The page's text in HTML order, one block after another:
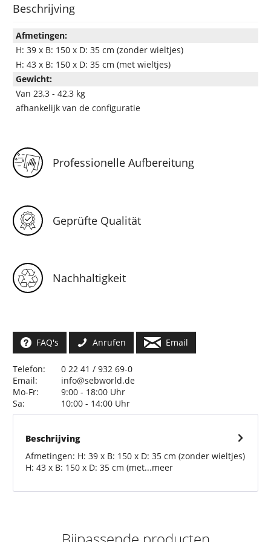
Beschrijving
Afmetingen:
H: 39 x B: 150 x D: 35 cm (zonder wieltjes)
H: 43 x B: 150 x D: 35 cm (met wieltjes)
Gewicht:
Van 23,3 - 42,3 kg
afhankelijk van de configuratie
Professionelle Aufbereitung
Geprüfte Qualität
Nachhaltigkeit
FAQ's Anrufen Email
Telefon:
0 22 41 / 932 69-0
Email:
info@sebworld.de
Mo-Fr:
9:00 - 18:00 Uhr
Sa:
10:00 - 14:00 Uhr
Beschrijving
Afmetingen: H: 39 x B: 150 x D: 35 cm (zonder wieltjes)
H: 43 x B: 150 x D: 35 cm (met...meer